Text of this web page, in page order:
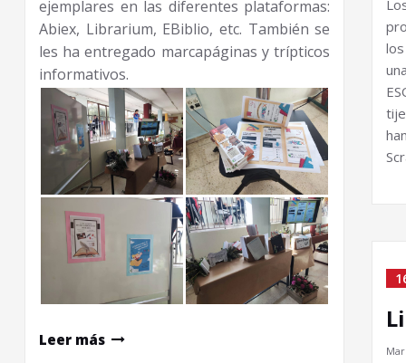
ejemplares en las diferentes plataformas:
Abiex, Librarium, EBiblio, etc. También se
les ha entregado marcapáginas y trípticos
informativos.
Leer más